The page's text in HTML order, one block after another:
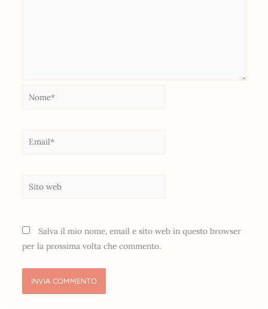
Nome*
Email*
web
Salva il mio nome, email e sito web in questo browser
per la prossima volta che commento.